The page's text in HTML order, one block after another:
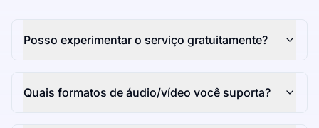
Posso experimentar o serviço gratuitamente?
Quais formatos de áudio/vídeo você suporta?